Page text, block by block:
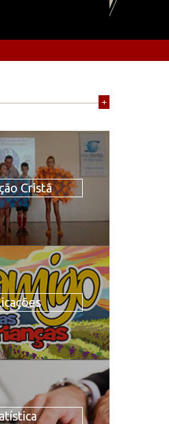
+
Cristã